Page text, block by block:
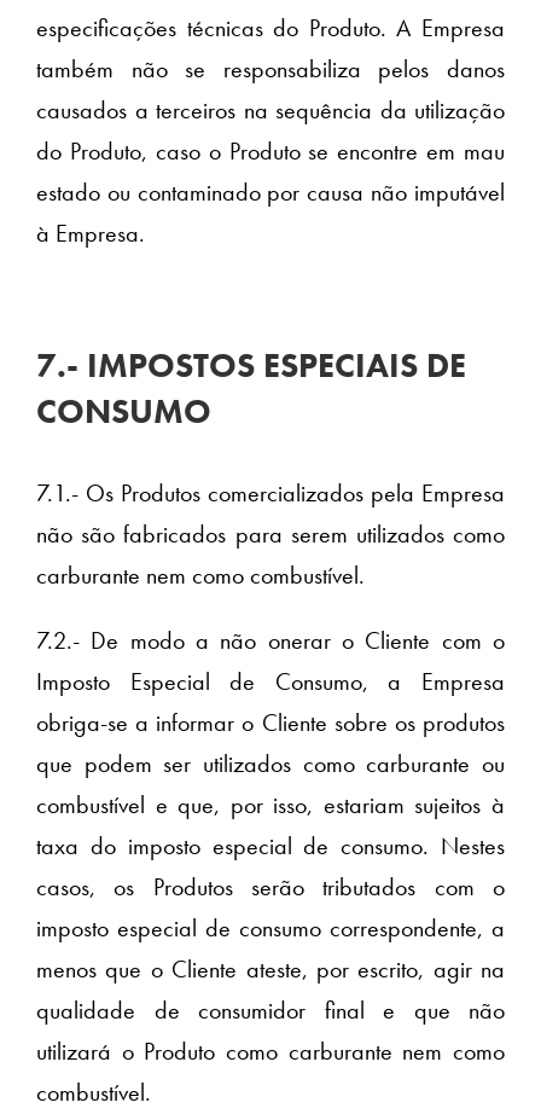
especificações técnicas do Produto. A Empresa
também não se responsabiliza pelos danos
causados a terceiros na sequência da utilização
do Produto, caso o Produto se encontre em mau
estado ou contaminado por causa não imputável
à Empresa.
7.- IMPOSTOS ESPECIAIS DE
CONSUMO
7.1.- Os Produtos comercializados pela Empresa
não são fabricados para serem utilizados como
carburante nem como combustível.
7.2.- De modo a não onerar o Cliente com o
Imposto Especial de Consumo, a Empresa
obriga-se a informar o Cliente sobre os produtos
que podem ser utilizados como carburante ou
combustível e que, por isso, estariam sujeitos à
taxa do imposto especial de consumo. Nestes
casos, os Produtos serão tributados com o
imposto especial de consumo correspondente, a
menos que o Cliente ateste, por escrito, agir na
qualidade de consumidor final e que não
utilizará o Produto como carburante nem como
combustível.